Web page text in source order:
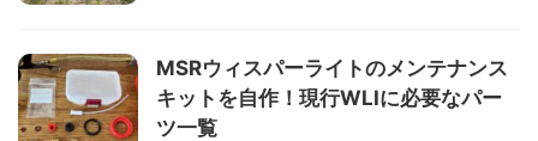
MSRウィスパーライトのメンテナンス
キットを自作！現行WLIに必要なパー
ツ一覧